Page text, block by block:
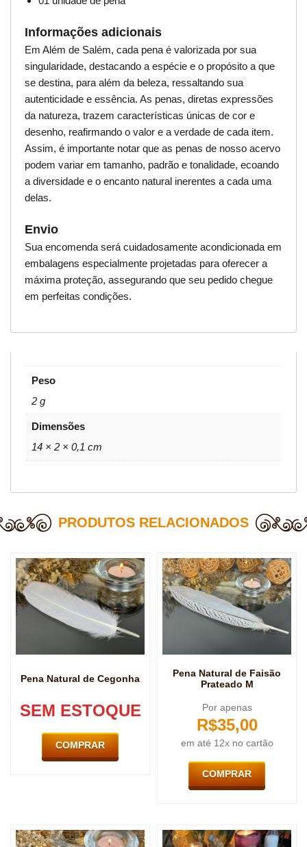
Informações adicionais
Em Além de Salém, cada pena é valorizada por sua
singularidade, destacando a espécie e o propósito a que
se destina, para além da beleza, ressaltando sua
autenticidade e essência. As penas, diretas expressões
da natureza, trazem características únicas de cor e
desenho, reafirmando o valor e a verdade de cada item.
Assim, é importante notar que as penas de nosso acervo
podem variar em tamanho, padrão e tonalidade, ecoando
a diversidade e o encanto natural inerentes a cada uma
delas.
Envio
Sua encomenda será cuidadosamente acondicionada em
embalagens especialmente projetadas para oferecer a
máxima proteção, assegurando que seu pedido chegue
em perfeitas condições.
Peso
2 g
Dimensões
14 × 2 × 0,1 cm
PRODUTOS RELACIONADOS
Pena Natural de Cegonha
SEM ESTOQUE
COMPRAR
Pena Natural de Faisão
Prateado M
Por apenas
R$35,00
em até 12x no cartão
COMPRAR